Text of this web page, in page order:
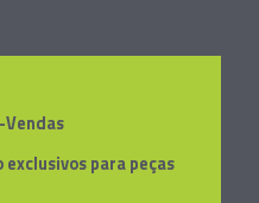
Vendas
exclusivos para peças